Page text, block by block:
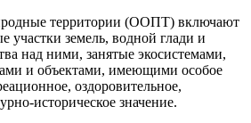
территории (ООПТ) включают
участки земель, водной глади и
над ними, занятые экосистемами,
и объектами, имеющими особое
оздоровительное,
историческое значение.